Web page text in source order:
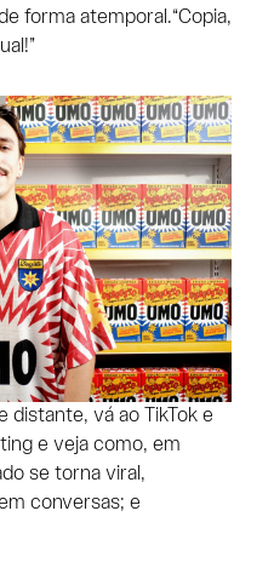
forma atemporal.“Copia,
distante, vá ao TikTok e
e veja como, em
se torna viral,
conversas; e